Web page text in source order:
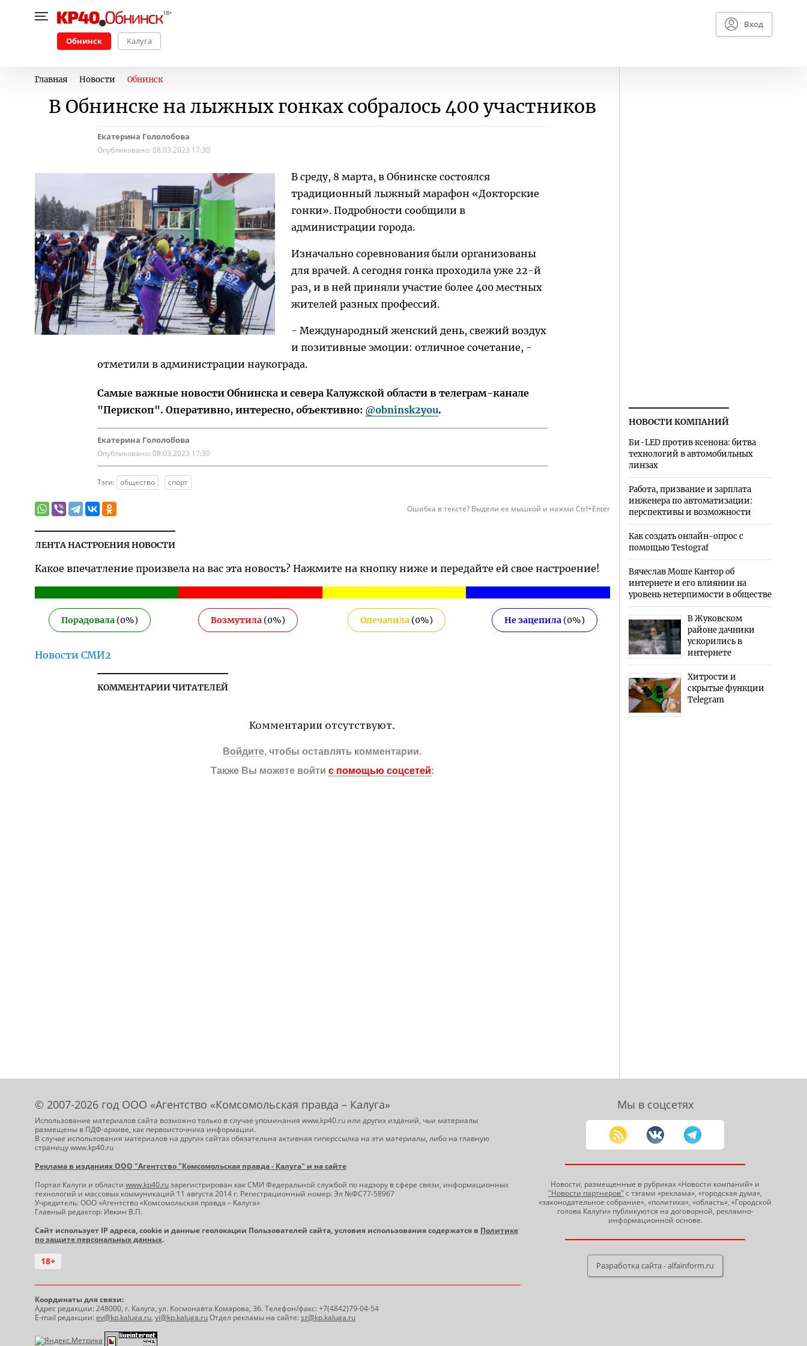
Обнинск Калуга
Вход
Главная Новости Обнинск
В Обнинске на лыжных гонках собралось 400 участников
Екатерина Гололобова
Опубликовано: 08.03.2023 17:30
В среду, 8 марта, в Обнинске состоялся
традиционный лыжный марафон «Докторские
гонки». Подробности сообщили в
администрации города.
Изначально соревнования были организованы
для врачей. А сегодня гонка проходила уже 22-й
раз, и в ней приняли участие более 400 местных
жителей разных профессий.
- Международный женский день, свежий воздух
и позитивные эмоции: отличное сочетание, -
отметили в администрации наукограда.
Самые важные новости Обнинска и севера Калужской области в телеграм-канале
"Перископ". Оперативно, интересно, объективно: @obninsk2you.
Екатерина Гололобова
Опубликовано: 08.03.2023 17:30
Тэги: общество спорт
Ошибка в тексте? Выдели ее мышкой и нажми Ctrl+Enter
ЛЕНТА НАСТРОЕНИЯ НОВОСТИ
Какое впечатление произвела на вас эта новость? Нажмите на кнопку ниже и передайте ей свое настроение!
Порадовала (0%) Возмутила (0%) Опечалила(0%) Не зацепила (0%)
Новости СМИ2
КОММЕНТАРИИ ЧИТАТЕЛЕЙ
Комментарии отсутствуют.
Войдите, чтобы оставлять комментарии.
Также Вы можете войти с помощью соцсетей:
НОВОСТИ КОМПАНИЙ
Би-LED против ксенона: битва
технологий в автомобильных
линзах
Работа, призвание и зарплата
инженера по автоматизации:
перспективы и возможности
Как создать онлайн-опрос с
помощью Testograf
Вячеслав Моше Кантор об
интернете и его влиянии на
уровень нетерпимости в обществе
В Жуковском
районе дачники
ускорились в
интернете
Хитрости и
скрытые функции
Telegram
© 2007-2026 год ООО «Агентство «Комсомольская правда – Калуга»
Использование материалов сайта возможно только в случае упоминания www.kp40.ru или других изданий, чьи материалы
размещены в ПДФ-архиве, как первоисточника информации.
В случае использования материалов на других сайтах обязательна активная гиперссылка на эти материалы, либо на главную
страницу www.kp40.ru
Реклама в изданиях ООО "Агентство "Комсомольская правда - Калуга" и на сайте
Портал Калуги и области www.kp40.ruзарегистрирован как СМИ Федеральной службой по надзору в сфере связи, информационных
технологий и массовых коммуникаций 11 августа 2014 г. Регистрационный номер: Эл №ФС77-58967
Учредитель: ООО «Агентство «Комсомольская правда – Калуга»
Главный редактор: Ивкин В.П.
Сайт использует IP адреса, cookie и данные геолокации Пользователей сайта, условия использования содержатся в Политике
по защите персональных данных.
18+
Координаты для связи:
Адрес редакции: 248000, г. Калуга, ул. Космонавта Комарова, 36. Телефон/факс: +7(4842)79-04-54
E-mail редакции:ev@kp.kaluga.ru, vi@kp.kaluga.ruОтдел рекламы на сайте:sz@kp.kaluga.ru
Мы в соцсетях
Новости, размещенные в рубриках «Новости компаний» и
"Новости партнеров" с тэгами «реклама», «городская дума»,
«законодательное собрание», «политика», «область», «Городской
голова Калуги» публикуются на договорной, рекламно-
информационной основе.
Разработка сайта - alfainform.ru